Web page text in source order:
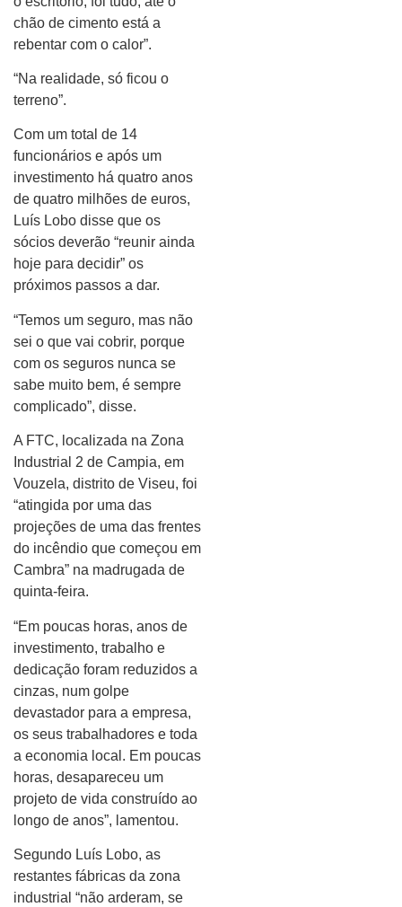
chão de cimento está a
rebentar com o calor”.
“Na realidade, só ficou o
terreno”.
Com um total de 14
funcionários e após um
investimento há quatro anos
de quatro milhões de euros,
Luís Lobo disse que os
sócios deverão “reunir ainda
hoje para decidir” os
próximos passos a dar.
“Temos um seguro, mas não
sei o que vai cobrir, porque
com os seguros nunca se
sabe muito bem, é sempre
complicado”, disse.
A FTC, localizada na Zona
Industrial 2 de Campia, em
Vouzela, distrito de Viseu, foi
“atingida por uma das
projeções de uma das frentes
do incêndio que começou em
Cambra” na madrugada de
quinta-feira.
“Em poucas horas, anos de
investimento, trabalho e
dedicação foram reduzidos a
cinzas, num golpe
devastador para a empresa,
os seus trabalhadores e toda
a economia local. Em poucas
horas, desapareceu um
projeto de vida construído ao
longo de anos”, lamentou.
Segundo Luís Lobo, as
restantes fábricas da zona
industrial “não arderam, se